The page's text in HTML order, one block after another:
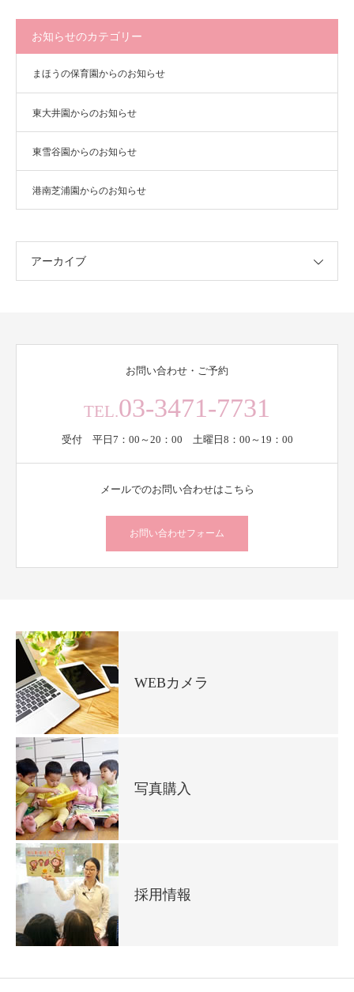
お知らせのカテゴリー
まほうの保育園からのお知らせ
東大井園からのお知らせ
東雪谷園からのお知らせ
港南芝浦園からのお知らせ
アーカイブ
お問い合わせ・ご予約
TEL.03-3471-7731
受付 平日7：00～20：00 土曜日8：00～19：00
メールでのお問い合わせはこちら
お問い合わせフォーム
WEBカメラ
写真購入
採用情報